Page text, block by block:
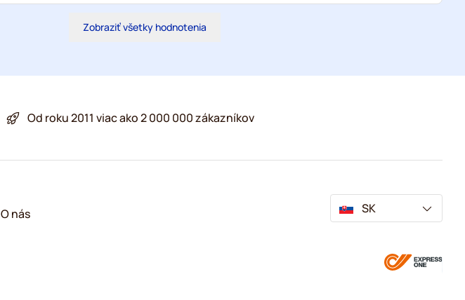
Zobraziť všetky hodnotenia
Od roku 2011 viac ako 2 000 000 zákazníkov
O nás SK